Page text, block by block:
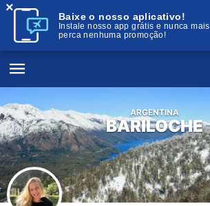
Baixe o nosso aplicativo!
Instale nosso app grátis e nunca mais
perca nenhuma promoção!
×
ARGENTINA
BARILOCHE